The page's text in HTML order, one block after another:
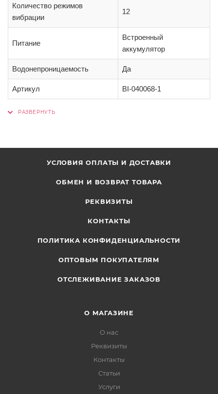
Количество режимов
вибрации
12
Питание
Встроенный
аккумулятор
Водонепроницаемость Да
Артикул BI-040068-1
УСЛОВИЯ ОПЛАТЫ И ДОСТАВКИ
ОБМЕН И ВОЗВРАТ ТОВАРА
РЕКВИЗИТЫ
КОНТАКТЫ
ПОЛИТИКА КОНФИДЕНЦИАЛЬНОСТИ
ОПТОВЫМ ПОКУПАТЕЛЯМ
ОТСЛЕЖИВАНИЕ ЗАКАЗОВ
О МАГАЗИНЕ
О нас
Реквизиты
Контакты
Статьи
Услуги